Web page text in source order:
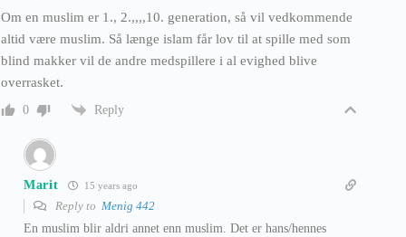
Om en muslim er 1., 2.,,,,10. generation, så vil vedkommende
altid være muslim. Så længe islam får lov til at spille med som
blind makker vil de andre medspillere i al evighed blive
overrasket.
0 Reply
Marit 15 years ago
Reply to Menig 442
En muslim blir aldri annet enn muslim. Det er hans/hennes